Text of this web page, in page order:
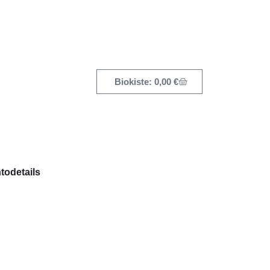
0,00 €